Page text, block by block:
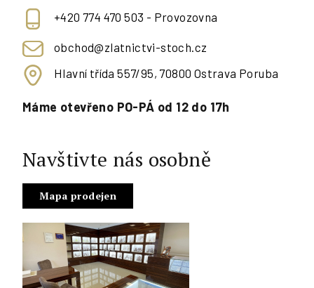
+420 774 470 503 - Provozovna
obchod@zlatnictvi-stoch.cz
Hlavní třída 557/95, 70800 Ostrava Poruba
Máme otevřeno PO-PÁ od 12 do 17h
Navštivte nás osobně
Mapa prodejen